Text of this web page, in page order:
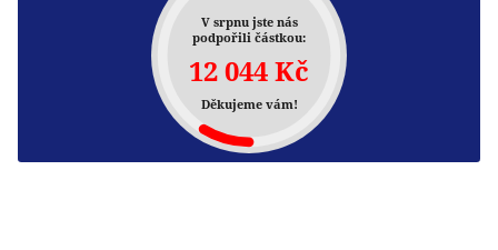
V srpnu jste nás
podpořili částkou:
12 044 Kč
Děkujeme vám!